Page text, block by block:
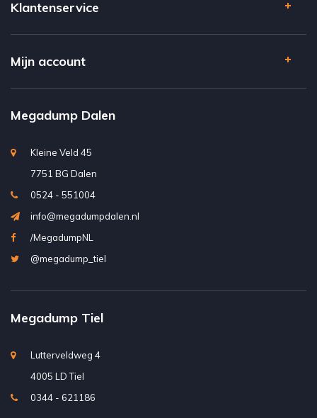
Klantenservice
Mijn account
Megadump Dalen
Kleine Veld 45
7751 BG Dalen
0524 - 551004
info@megadumpdalen.nl
/MegadumpNL
@megadump_tiel
Megadump Tiel
Lutterveldweg 4
4005 LD Tiel
0344 - 621186